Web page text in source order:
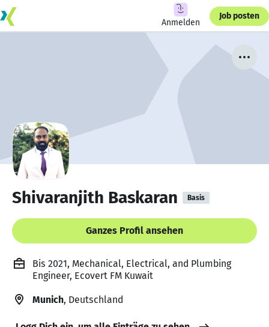
Anmelden
Job posten
Shivaranjith Baskaran Basis
Ganzes Profil ansehen
Bis 2021, Mechanical, Electrical, and Plumbing
Engineer, Ecovert FM Kuwait
Munich, Deutschland